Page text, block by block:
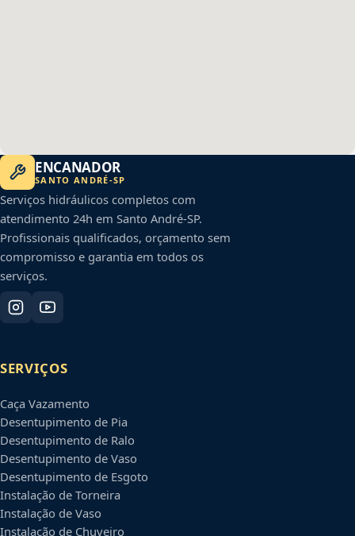
ENCANADOR
SANTO ANDRÉ-SP
Serviços hidráulicos completos com
atendimento 24h em Santo André-SP.
Profissionais qualificados, orçamento sem
compromisso e garantia em todos os
serviços.
SERVIÇOS
Caça Vazamento
Desentupimento de Pia
Desentupimento de Ralo
Desentupimento de Vaso
Desentupimento de Esgoto
Instalação de Torneira
Instalação de Vaso
Instalação de Chuveiro